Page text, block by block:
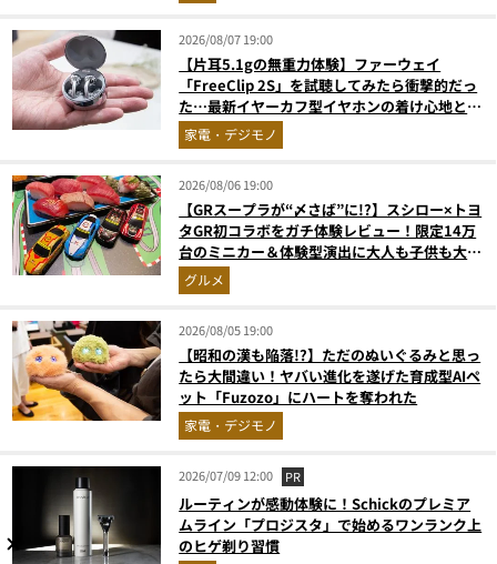
2026/08/07 19:00
【片耳5.1gの無重力体験】ファーウェイ
「FreeClip 2S」を試聴してみたら衝撃的だっ
た…最新イヤーカフ型イヤホンの着け心地とAI
技術に感動
家電・デジモノ
2026/08/06 19:00
【GRスープラが“〆さば”に!?】スシロー×トヨ
タGR初コラボをガチ体験レビュー！限定14万
台のミニカー＆体験型演出に大人も子供も大興
奮間違いなし
グルメ
2026/08/05 19:00
【昭和の漢も陥落!?】ただのぬいぐるみと思っ
たら大間違い！ヤバい進化を遂げた育成型AIペ
ット「Fuzozo」にハートを奪われた
家電・デジモノ
2026/07/09 12:00 PR
ルーティンが感動体験に！Schickのプレミア
ムライン「プロジスタ」で始めるワンランク上
のヒゲ剃り習慣